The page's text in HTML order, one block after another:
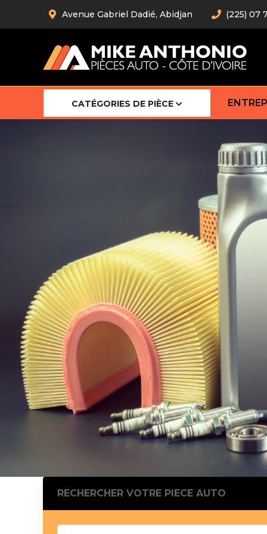
Avenue Gabriel Dadié, Abidjan (225) 07
CATÉGORIES DE PIÈCE
Barre
Barre
Robot
Bras
Cardan
Pistons
Feu
Bague
Bague
Calle
Chaine
RECHERCHER VOTRE PIECE AUTO